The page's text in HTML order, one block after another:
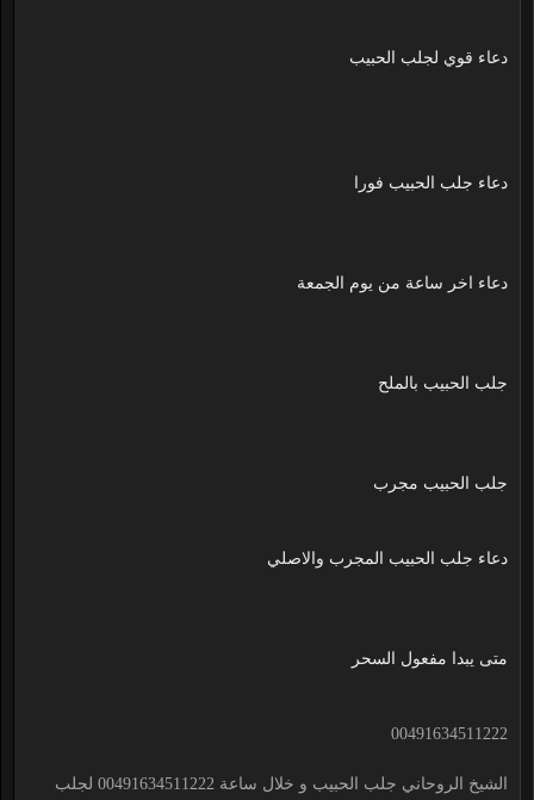
دعاء قوي لجلب الحبيب
دعاء جلب الحبيب فورا
دعاء اخر ساعة من يوم الجمعة
جلب الحبيب بالملح
جلب الحبيب مجرب
دعاء جلب الحبيب المجرب والاصلي
متى يبدا مفعول السحر
00491634511222
الشيخ الروحاني جلب الحبيب و خلال ساعة 00491634511222 لجلب